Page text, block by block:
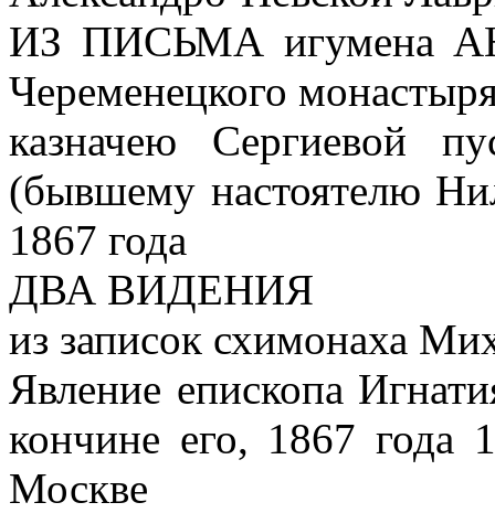
ИЗ ПИСЬМА игумена
Череменецкого
казначею Сергиевой
(бывшему настоятелю
1867 года
ДВА ВИДЕНИЯ
из записок схимонаха
Явление епископа
кончине его, 1867 года
Москве